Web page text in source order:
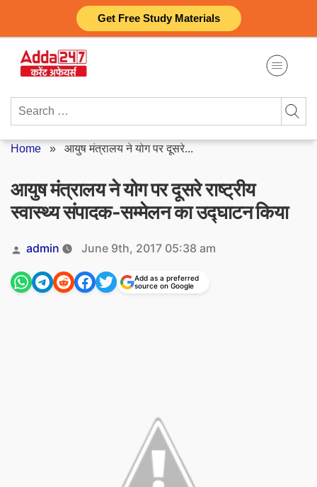
Get Free Study Materials
content
Search
Home » आयुष मंत्रालय ने योग पर दूसरे...
आयुष मंत्रालय ने योग पर दूसरे राष्ट्रीय
स्वास्थ्य संपादक-सम्मेलन का उद्घाटन किया
Posted
by
admin June 9th, 2017 05:38 am
Add as a preferred
source on Google